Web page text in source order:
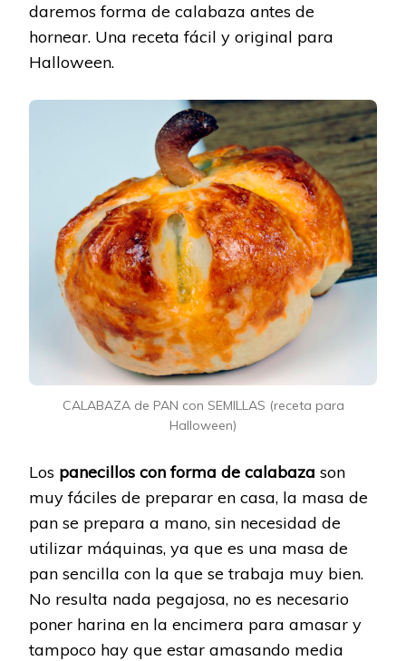
daremos forma de calabaza antes de
hornear. Una receta fácil y original para
Halloween.
CALABAZA de PAN con SEMILLAS (receta para
Halloween)
Los panecillos con forma de calabaza son
muy fáciles de preparar en casa, la masa de
pan se prepara a mano, sin necesidad de
utilizar máquinas, ya que es una masa de
pan sencilla con la que se trabaja muy bien.
No resulta nada pegajosa, no es necesario
poner harina en la encimera para amasar y
tampoco hay que estar amasando media